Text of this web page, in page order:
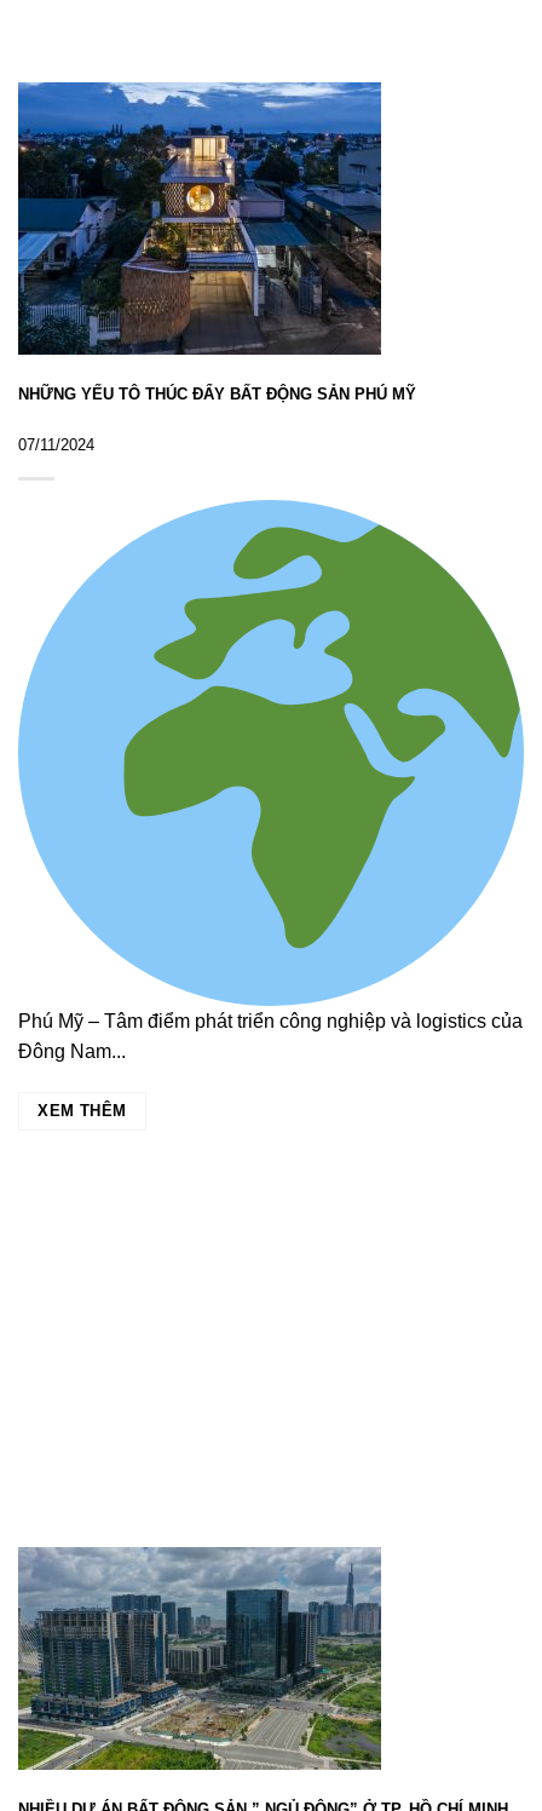
NHỮNG YẾU TÔ THÚC ĐẨY BẤT ĐỘNG SẢN PHÚ MỸ
07/11/2024
Phú Mỹ – Tâm điểm phát triển công nghiệp và logistics của
Đông Nam...
XEM THÊM